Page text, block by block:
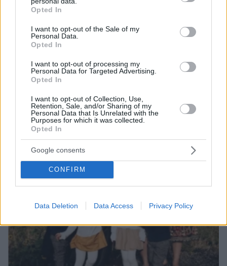
grant or deny consent to Google and its third-party tags to
use your data for below specified purposes in below Google
consent section.
Opted In
I want to opt-out of the Sale of my
Personal Data.
Opted In
I want to opt-out of processing my
Personal Data for Targeted Advertising.
Opted In
I want to opt-out of Collection, Use,
Retention, Sale, and/or Sharing of my
Personal Data that Is Unrelated with the
Purposes for which it was collected.
Opted In
Google consents
CONFIRM
Data Deletion Data Access Privacy Policy
Νεαρή γυναίκα με ακατέργαστη ομορφιά από την
Αιθιοπία έγινε viral, δείτε την εντυπωσιακή